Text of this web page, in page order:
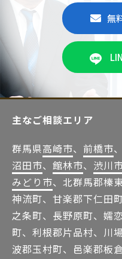
無
主なご相談エリア
群馬県高崎市、 前橋市、
沼田市、 館林市、 渋川
みどり市、北群馬郡榛
神流町、甘楽郡下仁田
之条町、長野原町、嬬
町、利根郡片品村、川
波郡玉村町、邑楽郡板